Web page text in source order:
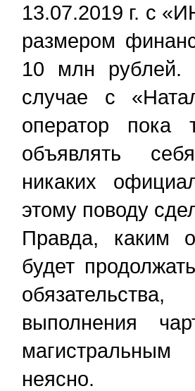
13.07.2019 г. с
размером
10 млн
случае с
оператор пока
объявлять
никаких
этому поводу
Правда, каким
будет
выполнения
неясно.